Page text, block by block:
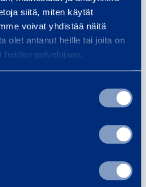
siitä, miten käytät
voivat yhdistää näitä
olet antanut heille tai joita on
palvelujaan.